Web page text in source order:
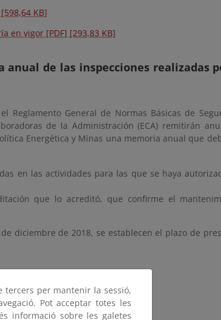
KB]
en vigor [PDF] [293,83 KB]
de las inspecciones realizadas
General de Normas Básicas de
de la Administración (ECA) remitirán
Energética y Minas una memoria anual que
en las actividades para las que se haya
que lo acreditó, que confirme el
diciembre de 2018, se establecen el plazo de
las ECA´s
tercers per mantenir la sessió,
Pot acceptar totes les
informació sobre les galetes